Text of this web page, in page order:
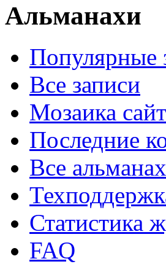
Альманахи
Популярные
Все записи
Мозаика
Последние
Все
Статистика
FAQ